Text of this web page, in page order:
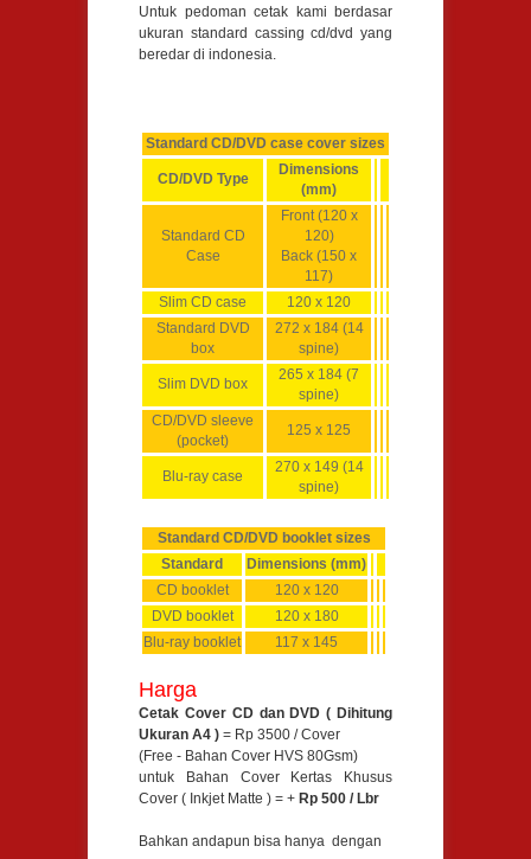
Untuk pedoman cetak kami berdasar
ukuran standard cassing cd/dvd yang
beredar di indonesia.
Standard CD/DVD case cover sizes
CD/DVD Type
Dimensions
(mm)
Standard CD
Case
Front (120 x
120)
Back (150 x
117)
Slim CD case
120 x 120
Standard DVD
box
272 x 184 (14
spine)
Slim DVD box
265 x 184 (7
spine)
CD/DVD sleeve
(pocket)
125 x 125
Blu-ray case
270 x 149 (14
spine)
Standard CD/DVD booklet sizes
Standard
Dimensions (mm)
CD booklet
120 x 120
DVD booklet
120 x 180
Blu-ray booklet
117 x 145
Harga
Cetak Cover CD dan DVD ( Dihitung
Ukuran A4 ) = Rp 3500 / Cover
(Free - Bahan Cover HVS 80Gsm)
untuk Bahan Cover Kertas Khusus
Cover ( Inkjet Matte ) = + Rp 500 / Lbr
Bahkan andapun bisa hanya dengan